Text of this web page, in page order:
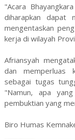
"Acara
diharapkan dapat
mengentaskan
kerja di wilayah
Afriansyah
dan memperluas
sebagai tugas
"Namun, apa
pembuktian yang
Biro Humas